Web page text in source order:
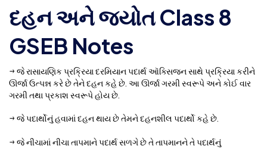
દહન અને જ્યોત Class 8
GSEB Notes
→ જે રાસાયણિક પ્રક્રિયા દરમિયાન પદાર્થ ઑક્સિજન સાથે પ્રક્રિયા કરીને
ઊર્જા ઉત્પન્ન કરે છે તેને દહન કહે છે. આ ઊર્જા ગરમી સ્વરૂપે અને કોઈ વાર
ગરમી તથા પ્રકાશ સ્વરૂપે હોય છે.
→ જે પદાર્થોનું હવામાં દહન થાય છે તેમને દહનશીલ પદાર્થો કહે છે.
→ જે નીચામાં નીચા તાપમાને પદાર્થ સળગે છે તે તાપમાનને તે પદાર્થનું